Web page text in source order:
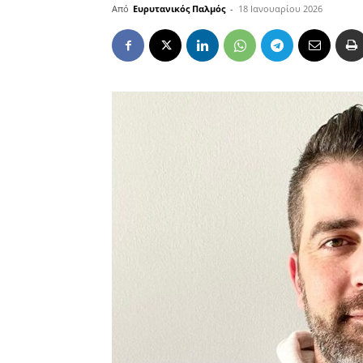
Από Ευρυτανικός Παλμός - 18 Ιανουαρίου 2026